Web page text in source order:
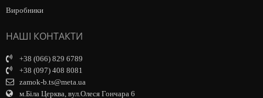
Виробники
НАШІ КОНТАКТИ
+38 (066) 829 6789
+38 (097) 408 8081
zamok-b.ts@meta.ua
м.Біла Церква, вул.Олеся Гончара 6